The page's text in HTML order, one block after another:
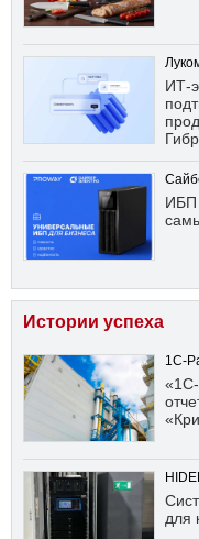
ИТ-
ИБП
Истории успеха
1С-
«1С-
для